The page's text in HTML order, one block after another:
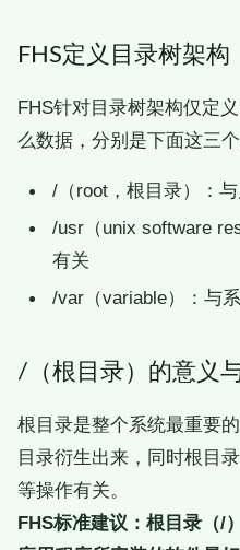
FHS定义目录树架构
FHS针对目录树架构仅定
么数据，分别是下面这三
/（root，根目录）：
/usr（unix software
有关
/var（variable）：与
/（根目录）的意义
根目录是整个系统最重要
目录衍生出来，同时根目
等操作有关。
FHS标准建议：根目录（/